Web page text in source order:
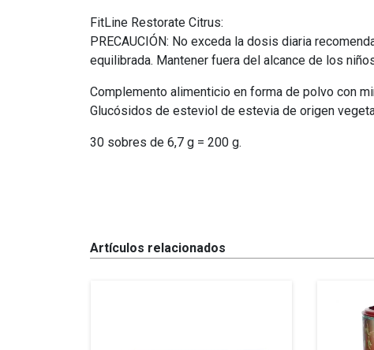
FitLine Restorate Citrus:
PRECAUCIÓN: No exceda la dosis diaria
equilibrada. Mantener fuera del alcance de los
Complemento alimenticio en forma de polvo con
Glucósidos de esteviol de estevia de origen
30 sobres de 6,7 g = 200 g.
Artículos relacionados